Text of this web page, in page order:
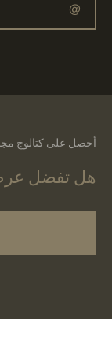
أحصل على كتالوج
هل تفضل